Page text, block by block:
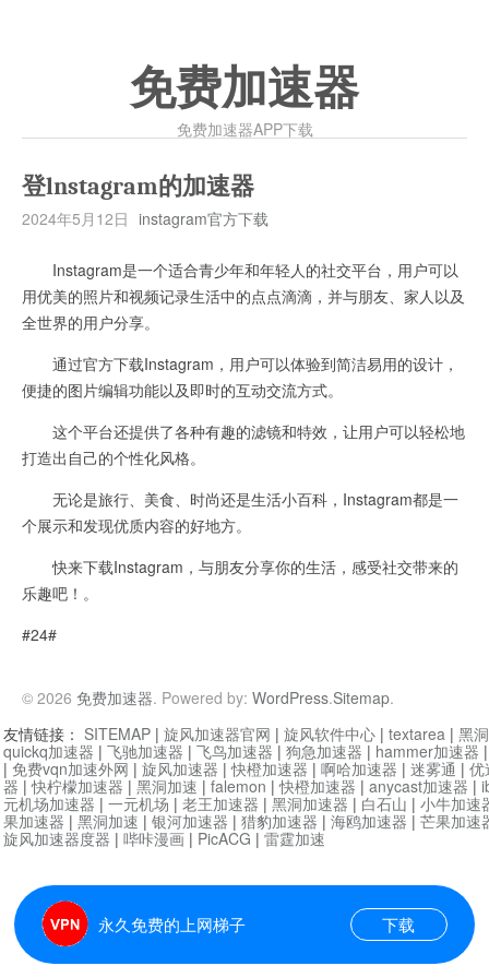
免费加速器
免费加速器APP下载
登lnstagram的加速器
2024年5月12日 instagram官方下载
Instagram是一个适合青少年和年轻人的社交平台，用户可以
用优美的照片和视频记录生活中的点点滴滴，并与朋友、家人以及
全世界的用户分享。
通过官方下载Instagram，用户可以体验到简洁易用的设计，
便捷的图片编辑功能以及即时的互动交流方式。
这个平台还提供了各种有趣的滤镜和特效，让用户可以轻松地
打造出自己的个性化风格。
无论是旅行、美食、时尚还是生活小百科，Instagram都是一
个展示和发现优质内容的好地方。
快来下载Instagram，与朋友分享你的生活，感受社交带来的
乐趣吧！。
#24#
© 2026 免费加速器. Powered by: WordPress.Sitemap.
永久免费的上网梯子 下载
友情链接： SITEMAP | 旋风加速器官网 | 旋风软件中心 | textarea | 黑
quickq加速器 | 飞驰加速器 | 飞鸟加速器 | 狗急加速器 | hammer加速器
| 免费vqn加速外网 | 旋风加速器 |快橙加速器 | 啊哈加速器 | 迷雾通 | 优
器 |快柠檬加速器 | 黑洞加速 | falemon |快橙加速器 | anycast加速器 |
元机场加速器 | 一元机场 | 老王加速器 | 黑洞加速器 | 白石山 | 小牛加速
果加速器 | 黑洞加速 | 银河加速器 | 猎豹加速器 | 海鸥加速器 | 芒果加速
旋风加速器度器 | 哔咔漫画 | PicACG | 雷霆加速